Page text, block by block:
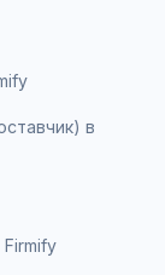
в